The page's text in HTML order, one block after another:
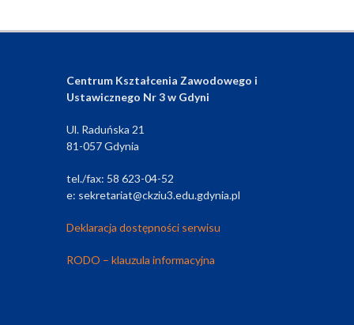
Centrum Kształcenia Zawodowego i
Ustawicznego Nr 3 w Gdyni
Ul. Raduńska 21
81-057 Gdynia
tel./fax: 58 623-04-52
e: sekretariat@ckziu3.edu.gdynia.pl
Deklaracja dostępności serwisu
RODO – klauzula informacyjna